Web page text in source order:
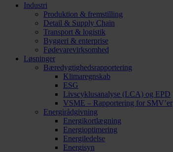
Industri
Produktion & fremstilling
Detail & Supply Chain
Transport & logistik
Byggeri & enterprise
Fødevarevirksomhed
Løsninger
Bæredygtighedsrapportering
Klimaregnskab
ESG
Livscyklusanalyse (LCA) og EPD
VSME – Rapportering for SMV’er
Energirådgivning
Energikortlægning
Energioptimering
Energiledelse
Energisyn